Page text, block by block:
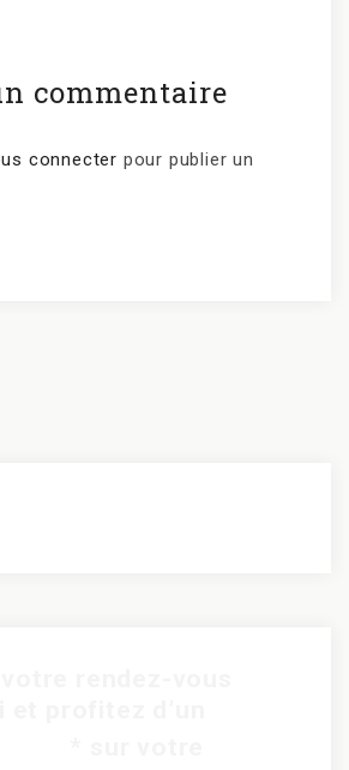
commentaire
connecter pour publier un